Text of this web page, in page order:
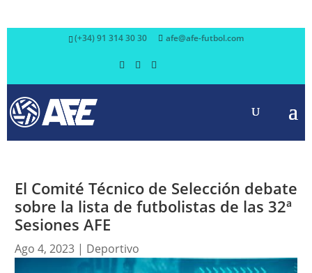
(+34) 91 314 30 30 afe@afe-futbol.com
El Comité Técnico de Selección debate
sobre la lista de futbolistas de las 32ª
Sesiones AFE
Ago 4, 2023| Deportivo